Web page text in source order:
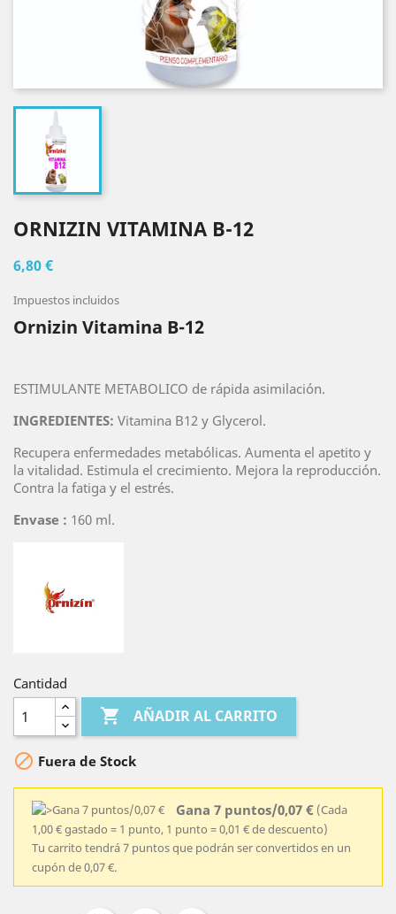
ORNIZIN VITAMINA B-12
6,80 €
Impuestos incluidos
Ornizin Vitamina B-12
ESTIMULANTE METABOLICO de rápida asimilación.
INGREDIENTES: Vitamina B12 y Glycerol.
Recupera enfermedades metabólicas. Aumenta el apetito y
la vitalidad. Estimula el crecimiento. Mejora la reproducción.
Contra la fatiga y el estrés.
Envase : 160 ml.
Cantidad
 AÑADIR AL CARRITO
 Fuera de Stock
Gana 7 puntos/0,07 € (Cada
1,00 € gastado = 1 punto, 1 punto = 0,01 € de descuento)
Tu carrito tendrá 7 puntos que podrán ser convertidos en un
cupón de 0,07 €.